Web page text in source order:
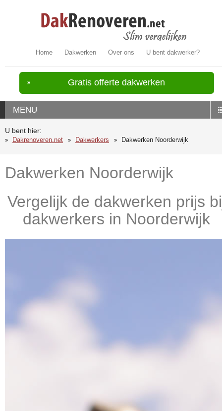
Home Dakwerken Over ons U bent dakwerker?
Gratis offerte dakwerken
MENU
U bent hier:
Dakrenoveren.net
Dakwerkers Dakwerken Noorderwijk
Dakwerken Noorderwijk
Vergelijk de dakwerken prijs
dakwerkers in Noorderwijk